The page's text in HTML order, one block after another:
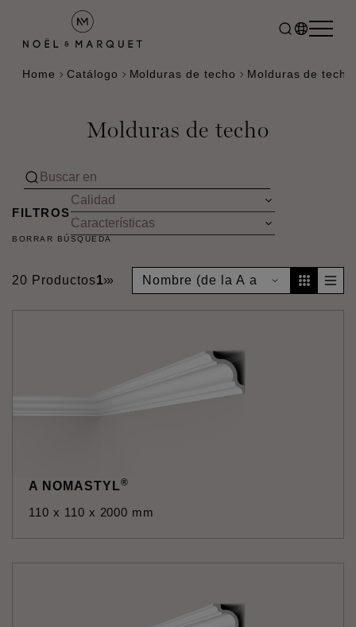
Home Catálogo Molduras de techo Molduras de techo
Molduras de techo
FILTROS
BORRAR BÚSQUEDA
20 Productos1›»
A NOMASTYL®
110 x 110 x 2000 mm